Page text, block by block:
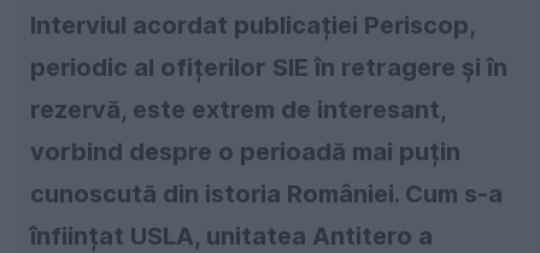
Interviul acordat publicației Periscop,
periodic al ofițerilor SIE în retragere și în
rezervă, este extrem de interesant,
vorbind despre o perioadă mai puțin
cunoscută din istoria României. Cum s-a
înființat USLA, unitatea Antitero a